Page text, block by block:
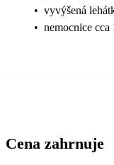
• vyvýšená
• nemocnice
Cena zahrnuje